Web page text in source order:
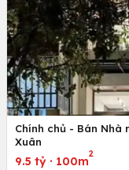
Chính chủ - Bán Nhà
Xuân
9.5 tỷ · 100m
2